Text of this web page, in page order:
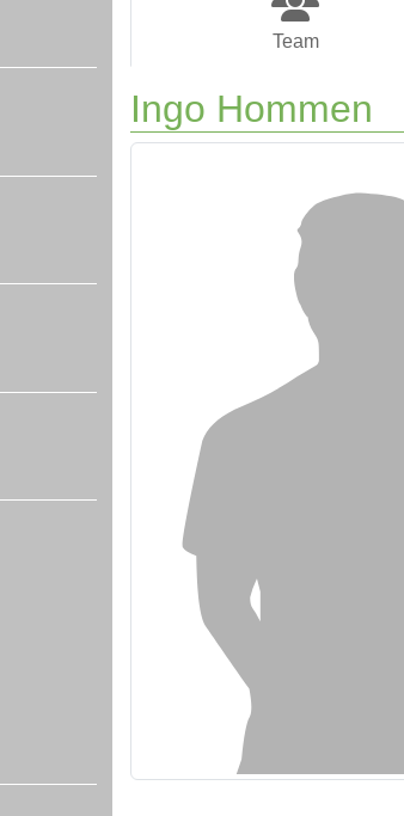
Team
Ingo Hommen